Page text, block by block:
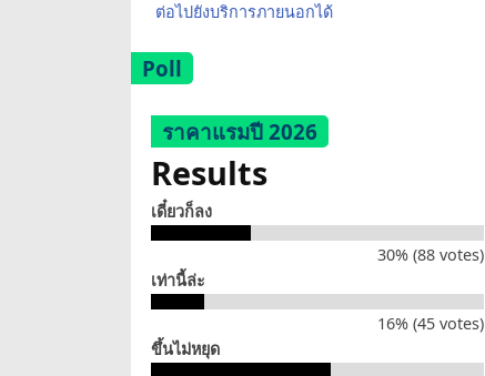
ต่อไปยังบริการภายนอกได้
Poll
ราคาแรมปี 2026
Results
เดี๋ยวก็ลง
30% (88 votes)
เท่านี้ล่ะ
16% (45 votes)
ขึ้นไม่หยุด